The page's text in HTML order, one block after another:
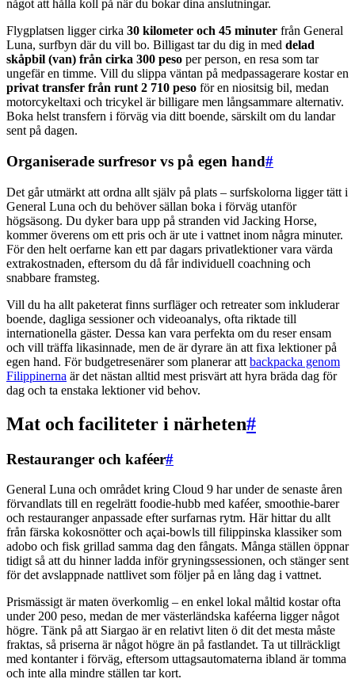
något att hålla koll på när du bokar dina anslutningar.
Flygplatsen ligger cirka 30 kilometer och 45 minuter från General
Luna, surfbyn där du vill bo. Billigast tar du dig in med delad
skåpbil (van) från cirka 300 peso per person, en resa som tar
ungefär en timme. Vill du slippa väntan på medpassagerare kostar en
privat transfer från runt 2 710 peso för en niositsig bil, medan
motorcykeltaxi och tricykel är billigare men långsammare alternativ.
Boka helst transfern i förväg via ditt boende, särskilt om du landar
sent på dagen.
Organiserade surfresor vs på egen hand#
Det går utmärkt att ordna allt själv på plats – surfskolorna ligger tätt i
General Luna och du behöver sällan boka i förväg utanför
högsäsong. Du dyker bara upp på stranden vid Jacking Horse,
kommer överens om ett pris och är ute i vattnet inom några minuter.
För den helt oerfarne kan ett par dagars privatlektioner vara värda
extrakostnaden, eftersom du då får individuell coachning och
snabbare framsteg.
Vill du ha allt paketerat finns surfläger och retreater som inkluderar
boende, dagliga sessioner och videoanalys, ofta riktade till
internationella gäster. Dessa kan vara perfekta om du reser ensam
och vill träffa likasinnade, men de är dyrare än att fixa lektioner på
egen hand. För budgetresenärer som planerar att backpacka genom
Filippinerna är det nästan alltid mest prisvärt att hyra bräda dag för
dag och ta enstaka lektioner vid behov.
Mat och faciliteter i närheten#
Restauranger och kaféer#
General Luna och området kring Cloud 9 har under de senaste åren
förvandlats till en regelrätt foodie-hubb med kaféer, smoothie-barer
och restauranger anpassade efter surfarnas rytm. Här hittar du allt
från färska kokosnötter och açai-bowls till filippinska klassiker som
adobo och fisk grillad samma dag den fångats. Många ställen öppnar
tidigt så att du hinner ladda inför gryningssessionen, och stänger sent
för det avslappnade nattlivet som följer på en lång dag i vattnet.
Prismässigt är maten överkomlig – en enkel lokal måltid kostar ofta
under 200 peso, medan de mer västerländska kaféerna ligger något
högre. Tänk på att Siargao är en relativt liten ö dit det mesta måste
fraktas, så priserna är något högre än på fastlandet. Ta ut tillräckligt
med kontanter i förväg, eftersom uttagsautomaterna ibland är tomma
och inte alla mindre ställen tar kort.